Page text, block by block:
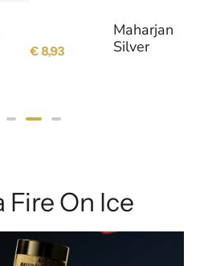
Silver
€21,26
€18,23
On Ice